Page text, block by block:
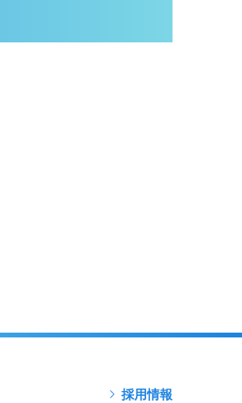
採用情報